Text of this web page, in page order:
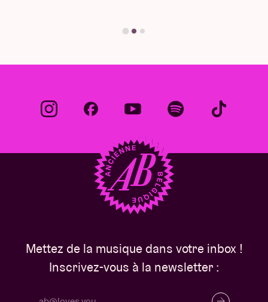
Mettez de la musique dans votre inbox !
Inscrivez-vous à la newsletter :